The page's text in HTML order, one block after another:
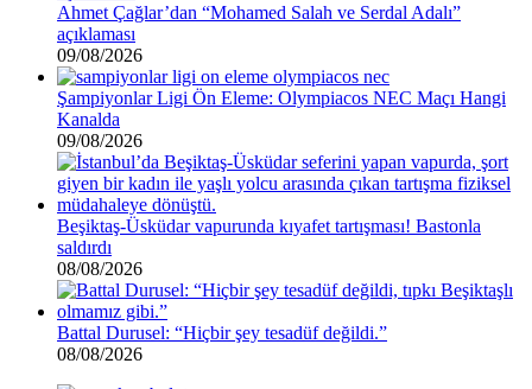
Ahmet Çağlar’dan “Mohamed Salah ve Serdal Adalı”
açıklaması
09/08/2026
Şampiyonlar Ligi Ön Eleme: Olympiacos NEC Maçı Hangi
Kanalda
09/08/2026
Beşiktaş-Üsküdar vapurunda kıyafet tartışması! Bastonla
saldırdı
08/08/2026
Battal Durusel: “Hiçbir şey tesadüf değildi.”
08/08/2026